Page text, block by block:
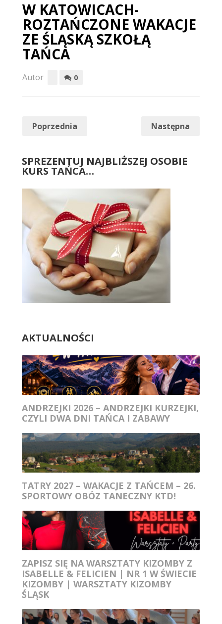
W KATOWICACH-
ROZTAŃCZONE WAKACJE
ZE ŚLĄSKĄ SZKOŁĄ
TAŃCA
Autor 0
Poprzednia Następna
SPREZENTUJ NAJBLIŻSZEJ OSOBIE
KURS TAŃCA…
AKTUALNOŚCI
ANDRZEJKI 2026 – ANDRZEJKI KURZEJKI,
CZYLI DWA DNI TAŃCA I ZABAWY
TATRY 2027 – WAKACJE Z TAŃCEM – 26.
SPORTOWY OBÓZ TANECZNY KTD!
ZAPISZ SIĘ NA WARSZTATY KIZOMBY Z
ISABELLE & FELICIEN | NR 1 W ŚWIECIE
KIZOMBY | WARSZTATY KIZOMBY
ŚLĄSK